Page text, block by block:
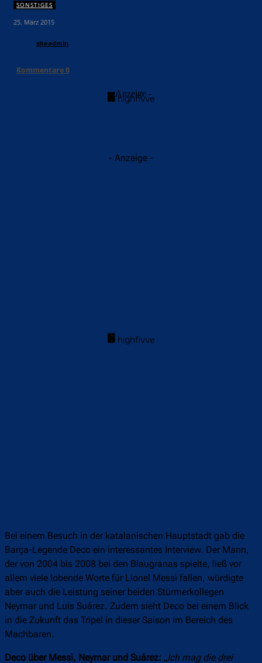
SONSTIGES
25. März 2015
siteadmin
Kommentare0
- Anzeige -
- Anzeige -
Bei einem Besuch in der katalanischen Hauptstadt gab die
Barça-Legende Deco ein interessantes Interview. Der Mann,
der von 2004 bis 2008 bei den Blaugranas spielte, ließ vor
allem viele lobende Worte für Lionel Messi fallen, würdigte
aber auch die Leistung seiner beiden Stürmerkollegen
Neymar und Luis Suárez. Zudem sieht Deco bei einem Blick
in die Zukunft das Tripel in dieser Saison im Bereich des
Machbaren.
Deco über Messi, Neymar und Suárez: „Ich mag die drei